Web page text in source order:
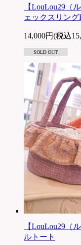
【LouLou29（
ェックスリング
14,000円(税込
SOLD OUT
【LouLou29（
ルトート